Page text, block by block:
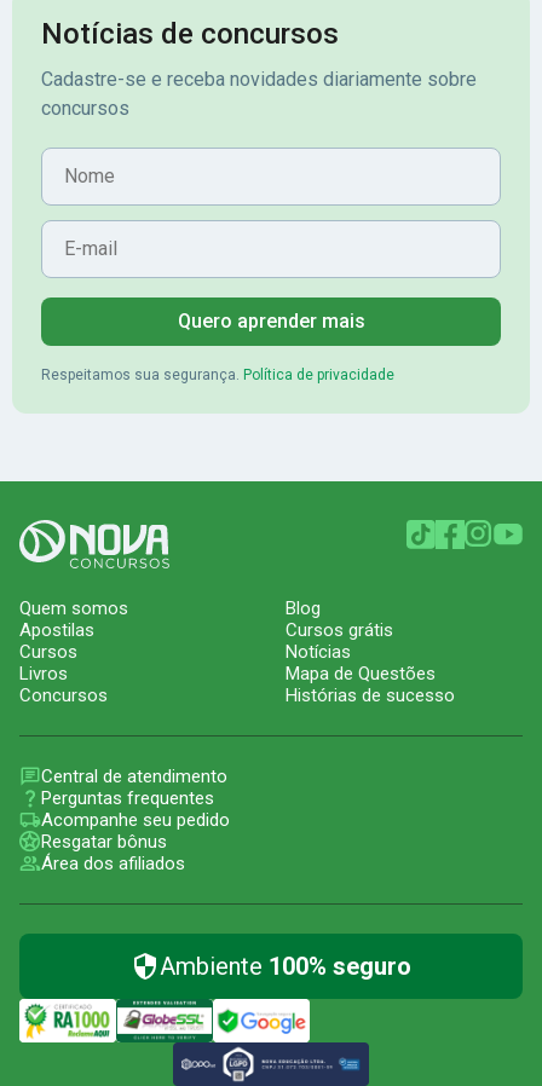
Notícias de concursos
Cadastre-se e receba novidades diariamente sobre
concursos
Nome
E-mail
Quero aprender mais
Respeitamos sua segurança. Política de privacidade
Quem somos
Apostilas
Cursos
Livros
Concursos
Blog
Cursos grátis
Notícias
Mapa de Questões
Histórias de sucesso
Central de atendimento
Perguntas frequentes
Acompanhe seu pedido
Resgatar bônus
Área dos afiliados
Ambiente 100% seguro